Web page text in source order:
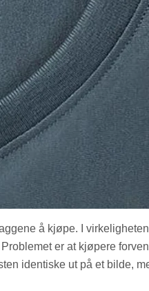
å kjøpe. I
er at kjøpere
identiske ut på et bilde,